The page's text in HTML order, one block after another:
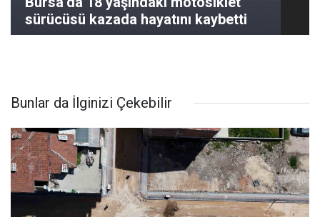
sürücüsü kazada hayatını kaybetti
Bunlar da İlginizi Çekebilir